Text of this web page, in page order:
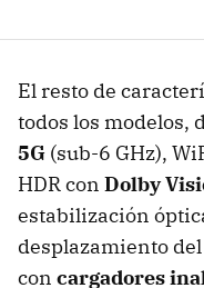
El resto de
todos los modelos,
5G (sub-6 GHz),
HDR con Dolby
estabilización
desplazamiento
con cargadores